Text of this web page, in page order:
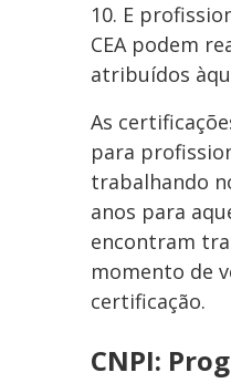
10. E
CEA podem
atribuídos
As
para
trabalhando
anos para
encontram
momento de
certificação.
CNPI: